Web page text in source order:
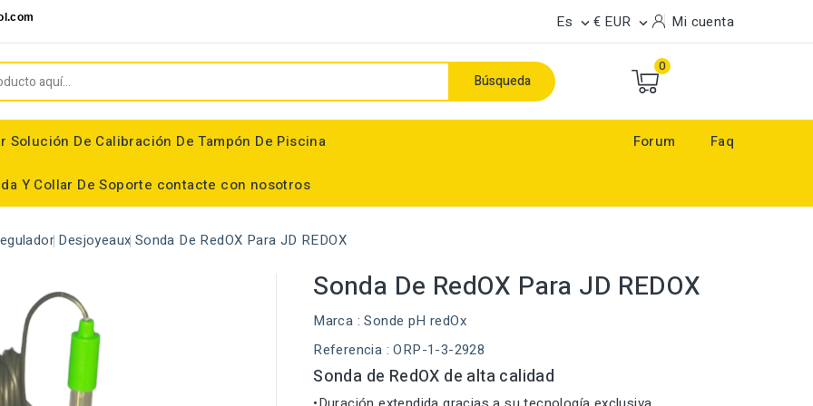
Es  € EUR  Mi cuenta
Búsqueda
0
Solución De Calibración De Tampón De Piscina
Y Collar De Soporte contacte con nosotros
Forum Faq
Desjoyeaux Sonda De RedOX Para JD REDOX
Sonda De RedOX Para JD REDOX
Marca : Sonde pH redOx
Referencia : ORP-1-3-2928
Sonda de RedOX de alta calidad